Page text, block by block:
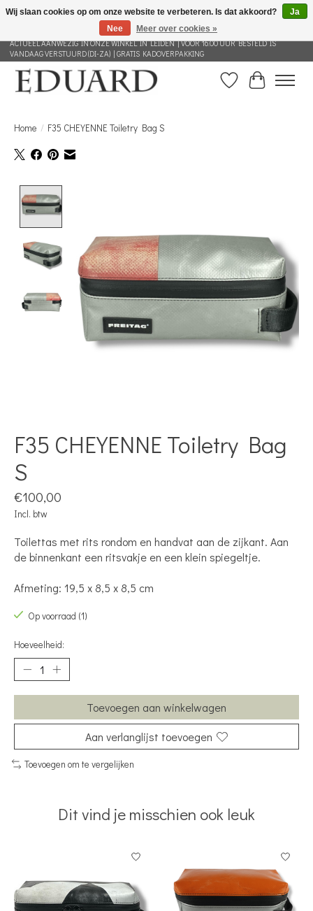
GRATIS VERZENDING NEDERLAND VANAF 100 EURO | ALLES IN DEZE WEBSHOP IS
ACTUEEL AANWEZIG IN ONZE WINKEL IN LEIDEN | VOOR 16.00 UUR BESTELD IS
VANDAAG VERSTUURD (DI-ZA) | GRATIS KADOVERPAKKING
Verlanglijst
Home / F35 CHEYENNE Toiletry Bag S
F35 CHEYENNE Toiletry Bag
S
€100,00
Incl. btw
Toilettas met rits rondom en handvat aan de zijkant. Aan
de binnenkant een ritsvakje en een klein spiegeltje.
Afmeting: 19,5 x 8,5 x 8,5 cm
Op voorraad (1)
Hoeveelheid:
Toevoegen aan winkelwagen
Aan verlanglijst toevoegen
Toevoegen om te vergelijken
Dit vind je misschien ook leuk
Items van productcarrousel
Wij slaan cookies op om onze website te verbeteren. Is dat akkoord?
Ja
Nee
Meer over cookies »